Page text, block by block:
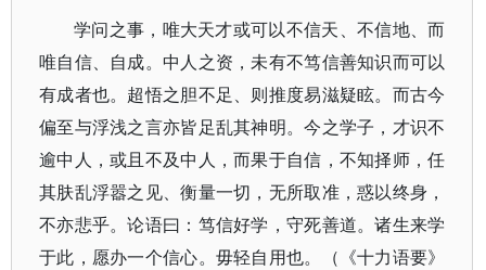
学问之事，唯大天才或可以不信天、不信地、而
唯自信、自成。中人之资，未有不笃信善知识而可以
有成者也。超悟之胆不足、则推度易滋疑眩。而古今
偏至与浮浅之言亦皆足乱其神明。今之学子，才识不
逾中人，或且不及中人，而果于自信，不知择师，任
其肤乱浮嚣之见、衡量一切，无所取准，惑以终身，
不亦悲乎。论语曰：笃信好学，守死善道。诸生来学
于此，愿办一个信心。毋轻自用也。（《十力语要》